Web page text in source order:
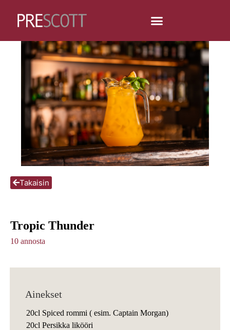
Takaisin
Tropic Thunder
10 annosta
Ainekset
20cl Spiced rommi ( esim. Captain Morgan)
20cl Persikka likööri